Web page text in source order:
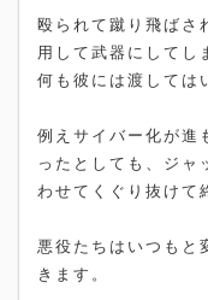
殴られて蹴り飛ばさ
用して武器にしてし
何も彼には渡しては
例えサイバー化が進
ったとしても、ジャ
わせてくぐり抜けて
悪役たちはいつもと
きます。